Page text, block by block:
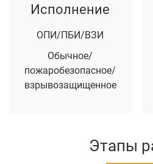
Исполнение
ОПИ/ПБИ/ВЗИ
Обычное/
пожаробезопасное/
взрывозащищенное
Этапы